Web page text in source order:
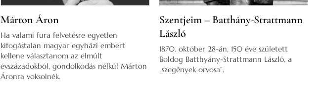
Márton Áron
Ha valami fura felvetésre egyetlen
kifogástalan magyar egyházi embert
kellene választanom az elmúlt
évszázadokból, gondolkodás nélkül Márton
Áronra voksolnék.
Szentjeim – Batthány-Strattmann
László
1870. október 28-án, 150 éve született
Boldog Batthyány-Strattmann László, a
„szegények orvosa”.